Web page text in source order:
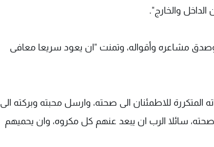
والخارج".
مشاعره وأقواله، وتمنت "ان يعود سريعا معافى
للاطمئنان الى صحته، وارسل محبته وبركته الى
سائلا الرب ان يبعد عنهم كل مكروه، وان يحميهم